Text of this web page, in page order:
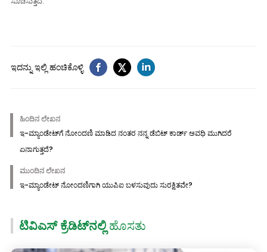
ಇದನ್ನು ಇಲ್ಲಿ ಹಂಚಿಕೊಳ್ಳಿ
ಹಿಂದಿನ ಲೇಖನ
ಇ-ಮ್ಯಾಂಡೇಟ್‌ಗೆ ನೋಂದಣಿ ಮಾಡಿದ ನಂತರ ನನ್ನ ಡೆಬಿಟ್ ಕಾರ್ಡ್ ಅವಧಿ ಮುಗಿದರೆ
ಏನಾಗುತ್ತದೆ?
ಮುಂದಿನ ಲೇಖನ
ಇ-ಮ್ಯಾಂಡೇಟ್ ನೋಂದಣಿಗಾಗಿ ಯುಪಿಐ ಬಳಸುವುದು ಸುರಕ್ಷಿತವೇ?
ಟಿವಿಎಸ್ ಕ್ರೆಡಿಟ್‌ನಲ್ಲಿ ಹೊಸತು